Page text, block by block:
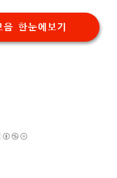
한눈에보기